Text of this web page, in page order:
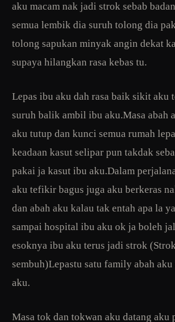
aku macam nak jadi strok sebab
semua lembik dia suruh tolong dia
tolong sapukan minyak angin dekat
supaya hilangkan rasa kebas tu.
Lepas ibu aku dah rasa baik sikit aku
suruh balik ambil ibu aku.Masa abah
aku tutup dan kunci semua rumah
keadaan kasut selipar pun takdak
pakai ja kasut ibu aku.Dalam
aku tefikir bagus juga aku berkeras
dan abah aku kalau tak entah apa la
sampai hospital ibu aku ok ja boleh
esoknya ibu aku terus jadi strok
sembuh)Lepastu satu family abah
aku.
Masa tok dan tokwan aku datang aku